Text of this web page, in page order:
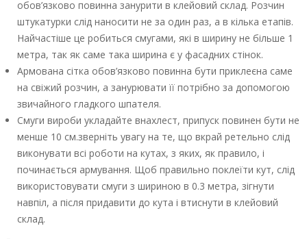
обов’язково повинна занурити в клейовий склад. Розчин
штукатурки слід наносити не за один раз, а в кілька етапів.
Найчастіше це робиться смугами, які в ширину не більше 1
метра, так як саме така ширина є у фасадних стінок.
Армована сітка обов’язково повинна бути приклеєна саме
на свіжий розчин, а занурювати її потрібно за допомогою
звичайного гладкого шпателя.
Смуги вироби укладайте внахлест, припуск повинен бути не
менше 10 см.зверніть увагу на те, що вкрай ретельно слід
виконувати всі роботи на кутах, з яких, як правило, і
починається армування. Щоб правильно поклеїти кут, слід
використовувати смуги з шириною в 0.3 метра, зігнути
навпіл, а після придавити до кута і втиснути в клейовий
склад.